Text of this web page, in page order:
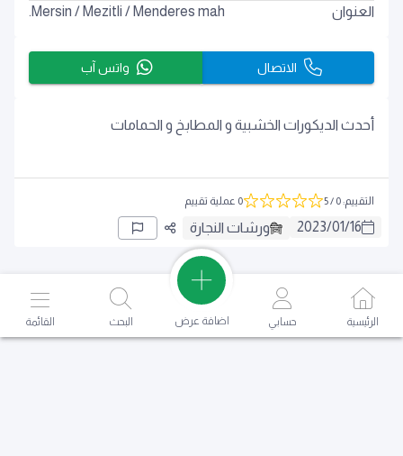
أحدث الديكورات الخشبية و المطابخ و الحمامات
التقييم:
0
/ 5 0 عملية تقييم
2023/01/16 ورشات النجارة
العنوان
Mersin / Mezitli / Menderes mah.
الاتصال واتس آب
الرئيسية حسابي اضافة عرض البحث القائمة